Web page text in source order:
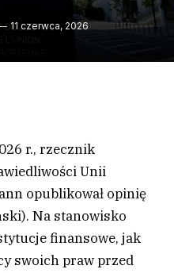
11 czerwca, 2026
r., rzecznik
Unii
opublikował opinię
Na stanowisko
finansowe, jak
swoich praw przed